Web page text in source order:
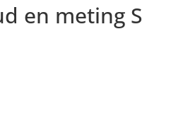
en meting S